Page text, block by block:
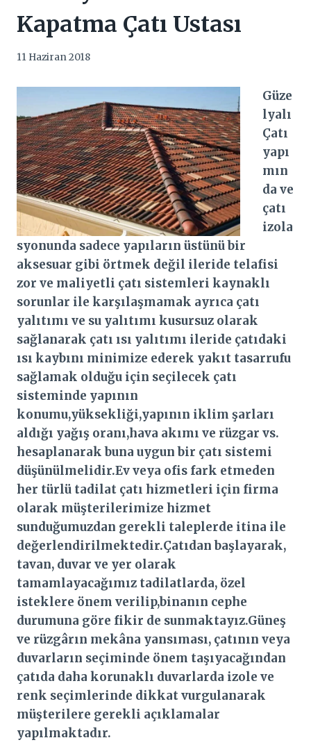
Kapatma Çatı Ustası
11 Haziran 2018
Güze
lyalı
Çatı
yapı
mın
da ve
çatı
izola
syonunda sadece yapıların üstünü bir
aksesuar gibi örtmek değil ileride telafisi
zor ve maliyetli çatı sistemleri kaynaklı
sorunlar ile karşılaşmamak ayrıca çatı
yalıtımı ve su yalıtımı kusursuz olarak
sağlanarak çatı ısı yalıtımı ileride çatıdaki
ısı kaybını minimize ederek yakıt tasarrufu
sağlamak olduğu için seçilecek çatı
sisteminde yapının
konumu,yüksekliği,yapının iklim şarları
aldığı yağış oranı,hava akımı ve rüzgar vs.
hesaplanarak buna uygun bir çatı sistemi
düşünülmelidir.Ev veya ofis fark etmeden
her türlü tadilat çatı hizmetleri için firma
olarak müşterilerimize hizmet
sunduğumuzdan gerekli taleplerde itina ile
değerlendirilmektedir.Çatıdan başlayarak,
tavan, duvar ve yer olarak
tamamlayacağımız tadilatlarda, özel
isteklere önem verilip,binanın cephe
durumuna göre fikir de sunmaktayız.Güneş
ve rüzgârın mekâna yansıması, çatının veya
duvarların seçiminde önem taşıyacağından
çatıda daha korunaklı duvarlarda izole ve
renk seçimlerinde dikkat vurgulanarak
müşterilere gerekli açıklamalar
yapılmaktadır.